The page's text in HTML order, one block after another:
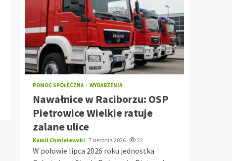
POMOC SPOŁECZNA WYDARZENIA
Nawałnice w Raciborzu: OSP
Pietrowice Wielkie ratuje
zalane ulice
Kamil Chmielewski 7 sierpnia 2026 22
W połowie lipca 2026 roku jednostka